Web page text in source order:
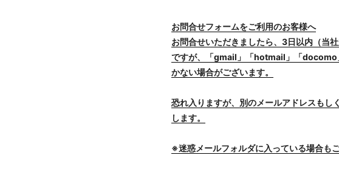
お問合せフォームをご利用のお客様へ
お問合せいただきましたら、3日以内（当
ですが、「gmail」「hotmail」「docomo
かない場合がございます。
恐れ入りますが、別のメールアドレスも
します。
※迷惑メールフォルダに入っている場合も